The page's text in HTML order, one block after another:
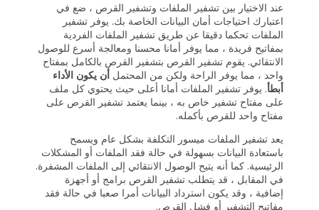
عند الاختيار بين تشفير الملفات وتشفير القرص ، ضع في
اعتبارك احتياجات أمان البيانات الخاصة بك. يوفر تشفير
الملفات تحكما دقيقا عن طريق تشفير الملفات الفردية
بمفاتيح فريدة ، مما يوفر أمانا محسنا ومعالجة أسرع للوصول
الانتقائي. يقوم تشفير القرص بتشفير القرص بالكامل بمفتاح
واحد ، مما يوفر الراحة ولكن من المحتمل أن يكون الأداء
أبطأ. يوفر تشفير الملفات أمانا أعلى حيث يحتوي كل ملف
على مفتاح تشفير خاص به ، بينما يعتمد تشفير القرص على
مفتاح واحد للقرص بأكمله.
يعد تشفير الملفات ميسور التكلفة بشكل عام ويسمح
باستعادة البيانات بسهولة في حالة فقد الملفات أو المشكلات
الرئيسية. كما أنه يتيح الوصول الانتقائي إلى الملفات المشفرة.
في المقابل ، قد يتطلب تشفير القرص برامج أو أجهزة
إضافية ، وقد يكون استرداد البيانات أمرا صعبا في حالة فقد
مفاتيح التشفير أو فشل القرص.